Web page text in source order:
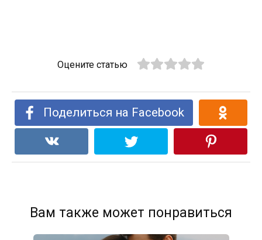
Оцените статью
Поделиться на Facebook
Вам также может понравиться